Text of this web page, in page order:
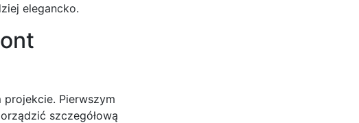
elegancko.
projekcie. Pierwszym
szczegółową